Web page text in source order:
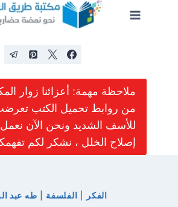
ملاحظة مهمة: أعزائنا زوار
من روابط تحميل الكتب
للأسف الشديد ونحن الآن
إصلاح الخلل ، نشكر لكم
الفكر الفلسفة طه عبد